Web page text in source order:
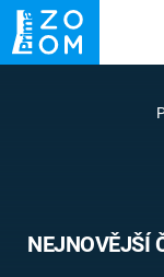
NEJNOVĚJŠÍ